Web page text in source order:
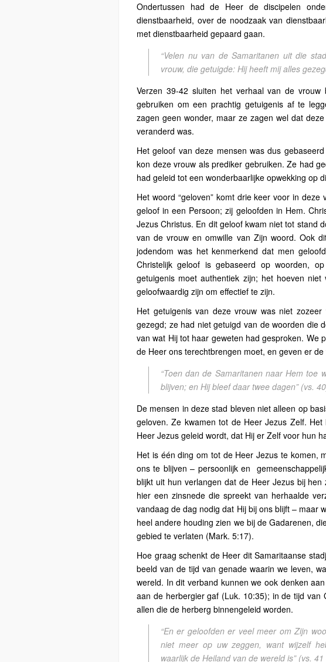
Ondertussen had de Heer de discipelen
dienstbaarheid, over de noodzaak van
met dienstbaarheid gepaard gaan.
“Velen nu van de Samaritanen uit die
vrouw, die getuigde: Hij heeft mij alles
Verzen 39-42 sluiten het verhaal van de
gebruiken om een prachtig getuigenis af te
zagen geen wonder, maar ze zagen wel dat
veranderd was.
Het geloof van deze mensen was dus
kon deze vrouw als prediker gebruiken. Ze had
had geleid tot een wonderbaarlijke opwekking op
Het woord “geloven” komt drie keer voor in
geloof in een Persoon; zij geloofden in Hem.
Jezus Christus. En dit geloof kwam niet tot stand
van de vrouw en omwille van Zijn woord. Ook
jodendom was het kenmerkend dat men
Christelijk geloof is gebaseerd op woorden,
getuigenis moet authentiek zijn; het hoeven
geloofwaardig zijn om effectief te zijn.
Het getuigenis van deze vrouw was niet
gezegd; ze had niet getuigd van de woorden die
van wat Hij tot haar geweten had gesproken. We
de Heer ons terechtbrengen moet, en geven er
“Toen dan de Samaritanen naar Hem toe
blijven; en Hij bleef daar twee dagen”(vs.
De mensen in deze stad bleven niet alleen op
geloven. Ze kwamen tot de Heer Jezus Zelf.
Heer Jezus geleid wordt, dat Hij er Zelf voor hun
Het is één ding om tot de Heer Jezus te komen,
ons te blijven – persoonlijk en
blijkt uit hun verlangen dat de Heer Jezus bij
hier een zinsnede die spreekt van herhaalde
vandaag de dag nodig dat Hij bij ons blijft – maar
heel andere houding zien we bij de Gadarenen,
gebied te verlaten (Mark. 5:17).
Hoe graag schenkt de Heer dit Samaritaanse
beeld van de tijd van genade waarin we leven,
wereld. In dit verband kunnen we ook denken
aan de herbergier gaf (Luk. 10:35); in de tijd van
allen die de herberg binnengeleid worden.
“En er geloofden er veel meer om Zijn
niet meer op uw zeggen, want wijzelf
waarlijk de Heiland van de wereld is” (vs. 41